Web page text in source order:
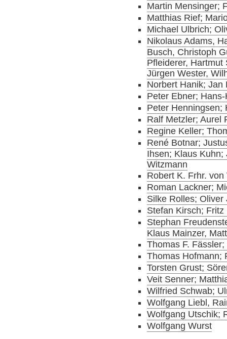
Martin Mensinger;
Matthias Rief;
Michael Ulbrich;
Nikolaus Adams,
Busch, Christoph
Pfleiderer, Hartmut
Jürgen Wester,
Norbert Hanik; Jan
Peter Ebner;
Peter Henningsen;
Ralf Metzler; Aurel
Regine Keller;
René Botnar;
Ihsen; Klaus
Witzmann
Robert K. Frhr.
Roman Lackner;
Silke Rolles; Oliver
Stefan Kirsch; Fritz
Stephan
Klaus Mainzer,
Thomas F.
Thomas Hofmann;
Torsten Grust;
Veit Senner;
Wilfried Schwab;
Wolfgang Liebl,
Wolfgang Utschik;
Wolfgang Wurst